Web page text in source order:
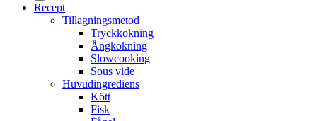
Recept
Tillagningsmetod
Tryckkokning
Ångkokning
Slowcooking
Sous vide
Huvudingrediens
Kött
Fisk